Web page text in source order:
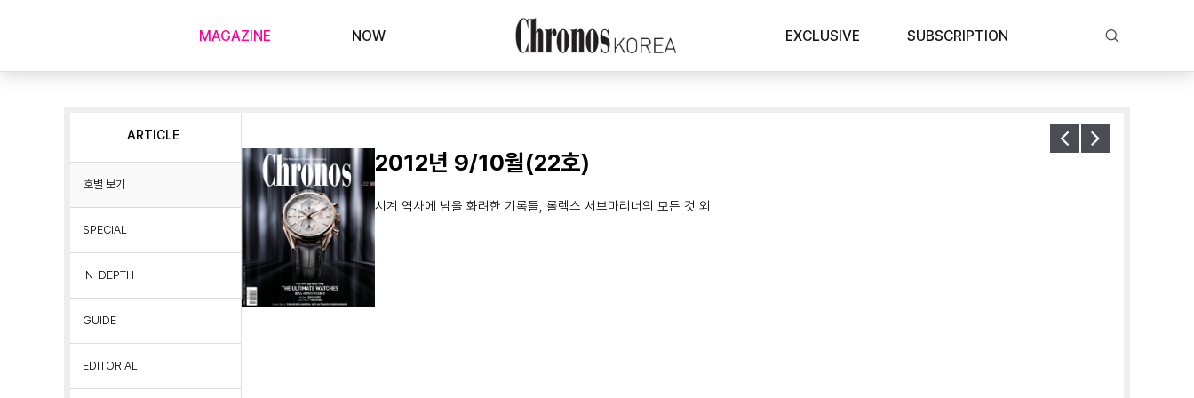
MAGAZINE NOW EXCLUSIVE SUBSCRIPTION
ARTICLE
호별 보기
SPECIAL
IN-DEPTH
GUIDE
EDITORIAL
2012년 9/10월(22호)
시계 역사에 남을 화려한 기록들, 롤렉스 서브마리너의 모든 것 외